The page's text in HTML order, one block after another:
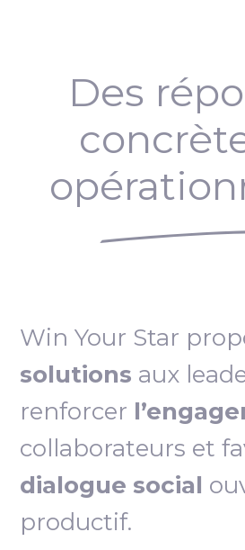
Des
Win Your Star
solutions aux
renforcer
collaborateurs et
dialogue social
productif.